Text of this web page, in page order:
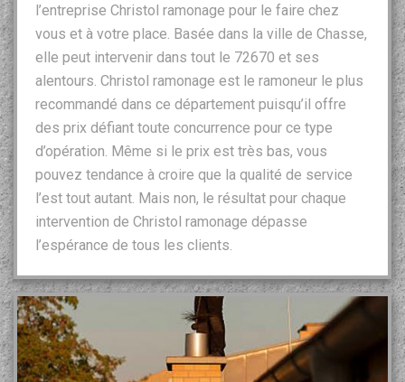
l’entreprise Christol ramonage pour le faire chez
vous et à votre place. Basée dans la ville de Chasse,
elle peut intervenir dans tout le 72670 et ses
alentours. Christol ramonage est le ramoneur le plus
recommandé dans ce département puisqu’il offre
des prix défiant toute concurrence pour ce type
d’opération. Même si le prix est très bas, vous
pouvez tendance à croire que la qualité de service
l’est tout autant. Mais non, le résultat pour chaque
intervention de Christol ramonage dépasse
l’espérance de tous les clients.